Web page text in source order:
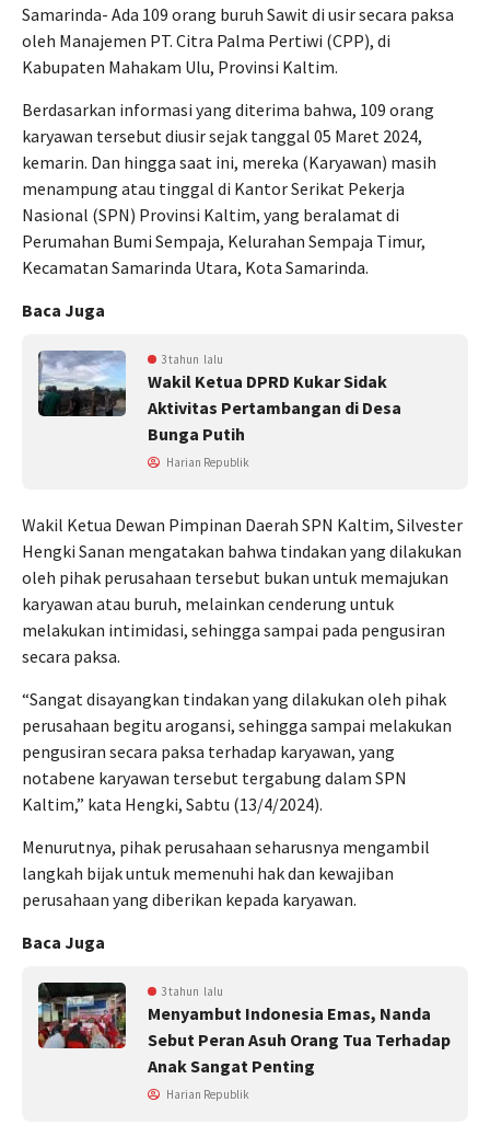
Samarinda- Ada 109 orang buruh Sawit di usir secara paksa
oleh Manajemen PT. Citra Palma Pertiwi (CPP), di
Kabupaten Mahakam Ulu, Provinsi Kaltim.
Berdasarkan informasi yang diterima bahwa, 109 orang
karyawan tersebut diusir sejak tanggal 05 Maret 2024,
kemarin. Dan hingga saat ini, mereka (Karyawan) masih
menampung atau tinggal di Kantor Serikat Pekerja
Nasional (SPN) Provinsi Kaltim, yang beralamat di
Perumahan Bumi Sempaja, Kelurahan Sempaja Timur,
Kecamatan Samarinda Utara, Kota Samarinda.
Baca Juga
3 tahun lalu
Wakil Ketua DPRD Kukar Sidak
Aktivitas Pertambangan di Desa
Bunga Putih
Harian Republik
Wakil Ketua Dewan Pimpinan Daerah SPN Kaltim, Silvester
Hengki Sanan mengatakan bahwa tindakan yang dilakukan
oleh pihak perusahaan tersebut bukan untuk memajukan
karyawan atau buruh, melainkan cenderung untuk
melakukan intimidasi, sehingga sampai pada pengusiran
secara paksa.
“Sangat disayangkan tindakan yang dilakukan oleh pihak
perusahaan begitu arogansi, sehingga sampai melakukan
pengusiran secara paksa terhadap karyawan, yang
notabene karyawan tersebut tergabung dalam SPN
Kaltim,” kata Hengki, Sabtu (13/4/2024).
Menurutnya, pihak perusahaan seharusnya mengambil
langkah bijak untuk memenuhi hak dan kewajiban
perusahaan yang diberikan kepada karyawan.
Baca Juga
3 tahun lalu
Menyambut Indonesia Emas, Nanda
Sebut Peran Asuh Orang Tua Terhadap
Anak Sangat Penting
Harian Republik